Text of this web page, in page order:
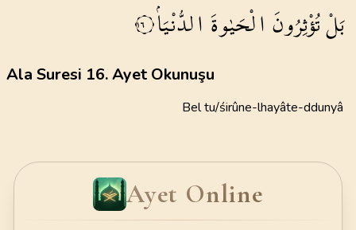
بَلْتُؤْثِرُونَالْحَيٰوةَالدُّنْيَاۘ ١٦
Ala Suresi 16. Ayet Okunuşu
Bel tu/śirûne-lhayâte-ddunyâ
Ayet Online